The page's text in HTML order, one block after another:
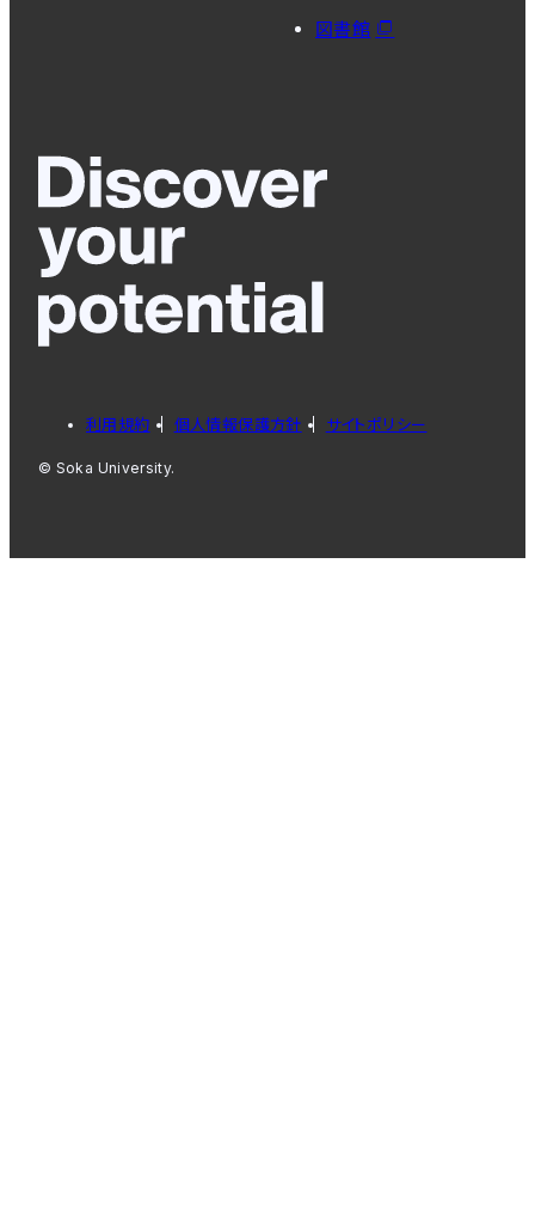
図書館
利用規約 個人情報保護方針 サイトポリシー
© Soka University.